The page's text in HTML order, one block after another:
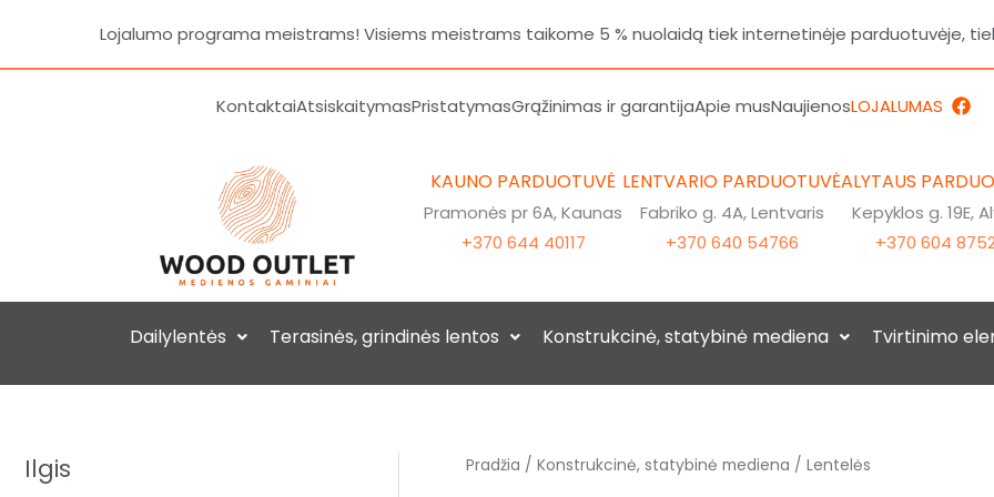
turinio
Lojalumo programa meistrams! Visiems meistrams taikome 5 % nuolaidą tiek internetinėje parduotuvėje,
KontaktaiAtsiskaitymasPristatymasGrąžinimas ir garantijaApie musNaujienosLOJALUMAS F
a
b
o
o
k
KAUNO PARDUOTUVĖ
Pramonės pr 6A, Kaunas
+370 644 40117
LENTVARIO PARDUOTUVĖ
Fabriko g. 4A, Lentvaris
+370 640 54766
ALYTAUS
Kepyklos g. 19E,
+370 604
Dailylentės Terasinės, grindinės lentos Konstrukcinė, statybinė mediena Tvirtinimo
Ilgis Pradžia / Konstrukcinė, statybinė mediena / Lentelės